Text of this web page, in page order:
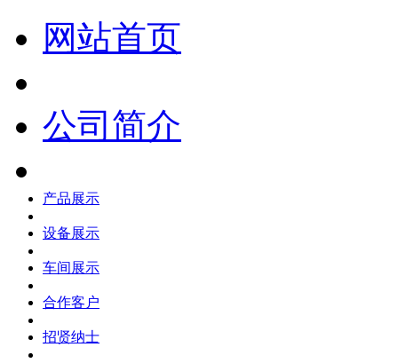
网站首页
公司简介
产品展示
设备展示
车间展示
合作客户
招贤纳士